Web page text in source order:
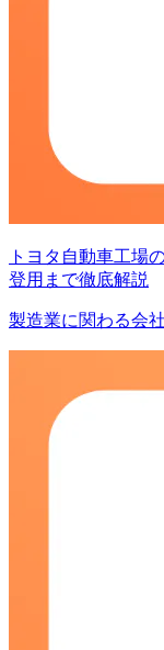
トヨタ自動車工場
登用まで徹底解説
製造業に関わる会